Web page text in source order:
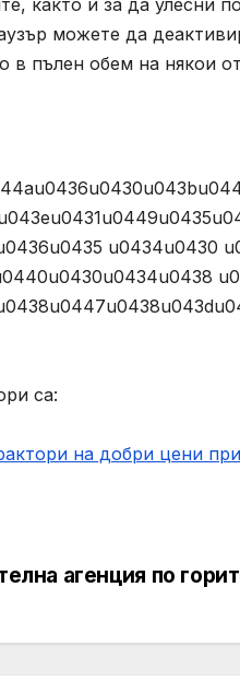
както и за да улесни
можете да
в пълен обем на някои
u0434u0430
са:
на добри цени
агенция по